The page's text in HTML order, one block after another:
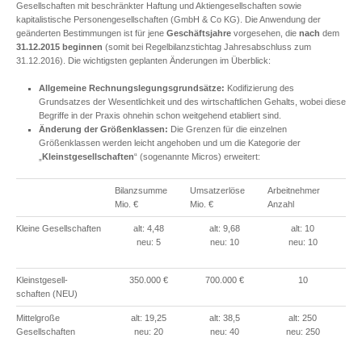
Gesellschaften mit beschränkter Haftung und Aktiengesellschaften sowie
kapitalistische Personengesellschaften (GmbH & Co KG). Die Anwendung der
geänderten Bestimmungen ist für jene Geschäftsjahre vorgesehen, die nach dem
31.12.2015 beginnen (somit bei Regelbilanzstichtag Jahresabschluss zum
31.12.2016). Die wichtigsten geplanten Änderungen im Überblick:
Allgemeine Rechnungslegungsgrundsätze: Kodifizierung des
Grundsatzes der Wesentlichkeit und des wirtschaftlichen Gehalts, wobei diese
Begriffe in der Praxis ohnehin schon weitgehend etabliert sind.
Änderung der Größenklassen: Die Grenzen für die einzelnen
Größenklassen werden leicht angehoben und um die Kategorie der
Kleinstgesellschaften“ (sogenannte Micros) erweitert:
Bilanzsumme
Mio. €
Umsatzerlöse
Mio. €
Arbeitnehmer
Anzahl
Kleine Gesellschaften
alt: 4,48
neu: 5
alt: 9,68
neu: 10
alt: 10
neu: 10
Kleinstgesell-
schaften (NEU)
350.000 € 700.000 € 10
Mittelgroße
Gesellschaften
alt: 19,25
neu: 20
alt: 38,5
neu: 40
alt: 250
neu: 250